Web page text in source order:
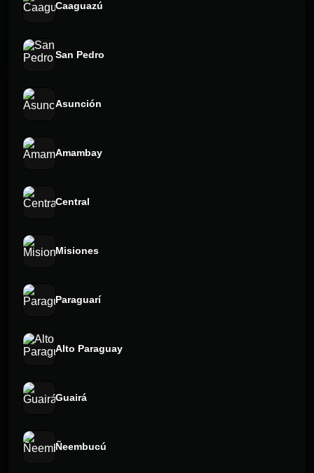
Caaguazú
San Pedro
Asunción
Amambay
Central
Misiones
Paraguarí
Alto Paraguay
Guairá
Ñeembucú